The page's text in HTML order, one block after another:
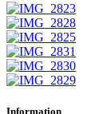
Information